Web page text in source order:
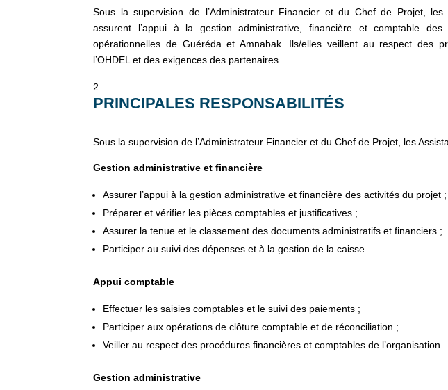
Sous la supervision de l’Administrateur Financier et du Chef de Projet, les
assurent l’appui à la gestion administrative, financière et comptable
opérationnelles de Guéréda et Amnabak. Ils/elles veillent au respect des
l’OHDEL et des exigences des partenaires.
PRINCIPALES RESPONSABILITÉS
Sous la supervision de l’Administrateur Financier et du Chef de Projet, les
Gestion administrative et financière
Assurer l’appui à la gestion administrative et financière des activités du projet ;
Préparer et vérifier les pièces comptables et justificatives ;
Assurer la tenue et le classement des documents administratifs et financiers ;
Participer au suivi des dépenses et à la gestion de la caisse.
Appui comptable
Effectuer les saisies comptables et le suivi des paiements ;
Participer aux opérations de clôture comptable et de réconciliation ;
Veiller au respect des procédures financières et comptables de l’organisation.
Gestion administrative